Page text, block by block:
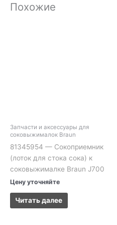
Похожие
Запчасти и аксессуары для
соковыжималок Braun
81345954 — Сокоприемник
(лоток для стока сока) к
соковыжималке Braun J700
Цену уточняйте
Читать далее